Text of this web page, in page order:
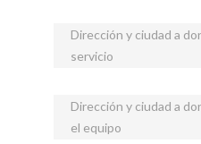
Dirección y ciudad a
servicio
Dirección y ciudad a
el equipo